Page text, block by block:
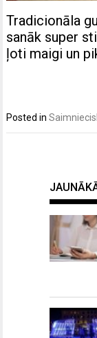
Tradicionāla
sanāk super
ļoti maigi un
Posted in